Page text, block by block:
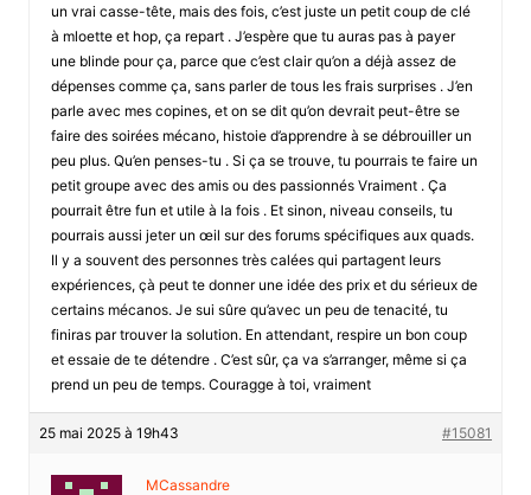
un vrai casse-tête, mais des fois, c’est juste un petit coup de clé
à mloette et hop, ça repart . J’espère que tu auras pas à payer
une blinde pour ça, parce que c’est clair qu’on a déjà assez de
dépenses comme ça, sans parler de tous les frais surprises . J’en
parle avec mes copines, et on se dit qu’on devrait peut-être se
faire des soirées mécano, histoie d’apprendre à se débrouiller un
peu plus. Qu’en penses-tu . Si ça se trouve, tu pourrais te faire un
petit groupe avec des amis ou des passionnés Vraiment . Ça
pourrait être fun et utile à la fois . Et sinon, niveau conseils, tu
pourrais aussi jeter un œil sur des forums spécifiques aux quads.
Il y a souvent des personnes très calées qui partagent leurs
expériences, çà peut te donner une idée des prix et du sérieux de
certains mécanos. Je sui sûre qu’avec un peu de tenacité, tu
finiras par trouver la solution. En attendant, respire un bon coup
et essaie de te détendre . C’est sûr, ça va s’arranger, même si ça
prend un peu de temps. Couragge à toi, vraiment
25 mai 2025 à 19h43 #15081
MCassandre